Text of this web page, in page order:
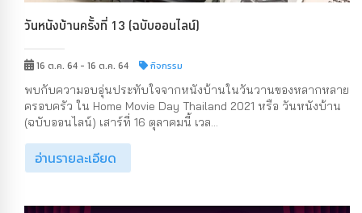
วันหนังบ้านครั้งที่ 13 (ฉบับออนไลน์)
16 ต.ค. 64 - 16 ต.ค. 64 กิจกรรม
พบกับความอบอุ่นประทับใจจากหนังบ้านในวันวานของหลากหลาย
ครอบครัว ใน Home Movie Day Thailand 2021 หรือ วันหนังบ้าน
(ฉบับออนไลน์) เสาร์ที่ 16 ตุลาคมนี้ เวล...
อ่านรายละเอียด